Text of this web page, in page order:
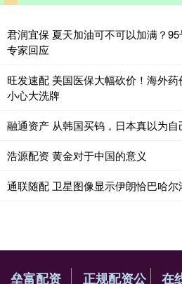
君润宜保 夏天加油可不可以加满？
专家回应
旺发速配 美国医保大幅砍价！海外
小心大洗牌
融通资产 从韩国买钨，日本真以为自
浩源配资 黄金对于中国的意义
通联随配 卫星图像显示伊朗恰巴哈
垒富配资 正规配资公 在